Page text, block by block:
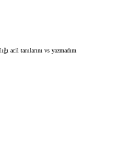
acil tanılarını vs yazmadım